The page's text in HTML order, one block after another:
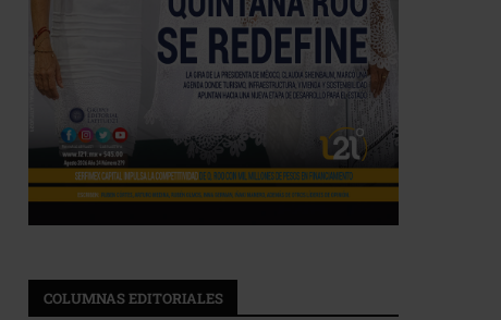
COLUMNAS EDITORIALES